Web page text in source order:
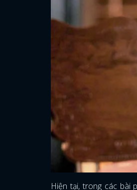
Hiện tại, trong các bài